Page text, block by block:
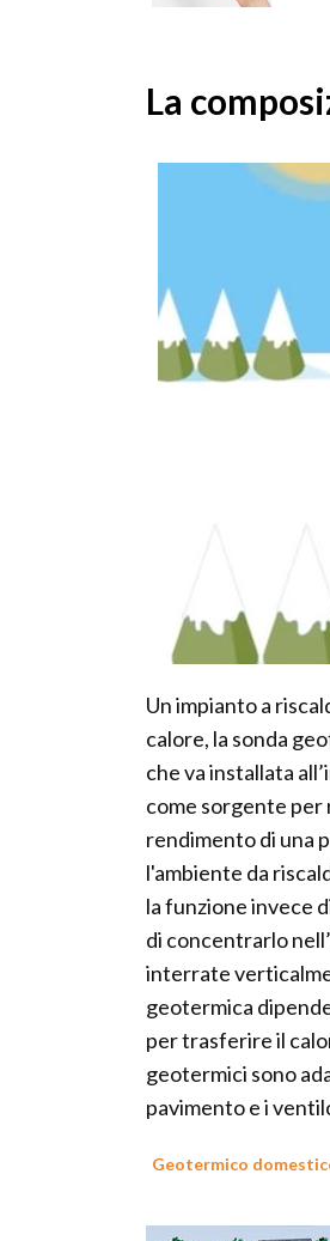
La
Un impianto a
calore, la sonda
che va installata
come sorgente
rendimento di una
l'ambiente da
la funzione invece
di concentrarlo
interrate
geotermica
per trasferire il
geotermici sono
pavimento e i
Geotermico